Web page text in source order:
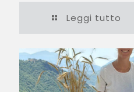
Leggi tutto